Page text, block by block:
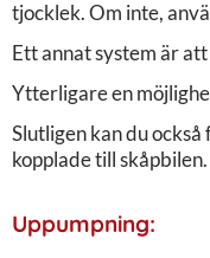
tjocklek. Om inte,
Ett annat system är
Ytterligare en
Slutligen kan du
kopplade till
Uppumpning: